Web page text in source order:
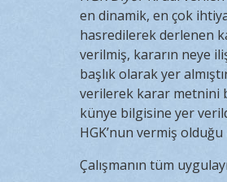
en dinamik, en çok
hasredilerek derlenen
verilmiş, kararın neye
başlık olarak yer
verilerek karar metnini
künye bilgisine yer
HGK’nun vermiş
Çalışmanın tüm